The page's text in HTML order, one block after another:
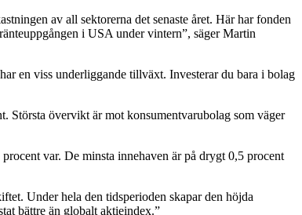
av all sektorerna det senaste året. Här har fonden
i USA under vintern”, säger Martin
en viss underliggande tillväxt. Investerar du bara i bolag
Största övervikt är mot konsumentvarubolag som väger
var. De minsta innehaven är på drygt 0,5 procent
Under hela den tidsperioden skapar den höjda
bättre än globalt aktieindex.”